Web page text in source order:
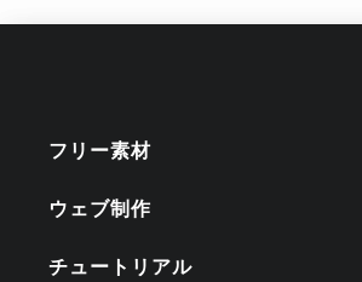
フリー素材
ウェブ制作
チュートリアル